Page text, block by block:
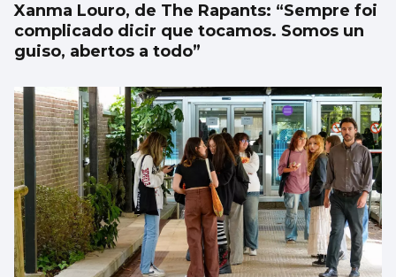
Xanma Louro, de The Rapants: “Sempre foi
complicado dicir que tocamos. Somos un
guiso, abertos a todo”